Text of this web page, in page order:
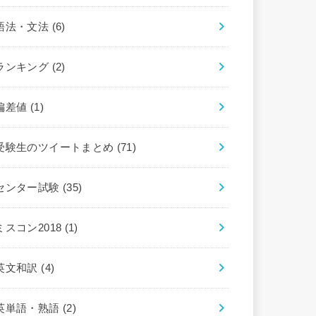
法・文法 (6)
ンキング (2)
差値 (1)
験生のツイートまとめ (71)
ンター試験 (35)
スコン2018 (1)
文和訳 (4)
単語・熟語 (2)